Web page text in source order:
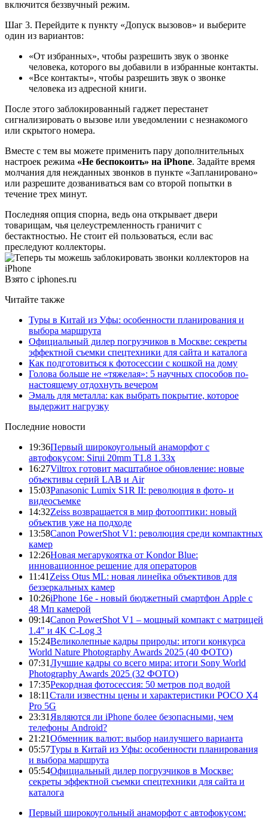
включится беззвучный режим.
Шаг 3. Перейдите к пункту «Допуск вызовов» и выберите
один из вариантов:
«От избранных», чтобы разрешить звук о звонке
человека, которого вы добавили в избранные контакты.
«Все контакты», чтобы разрешить звук о звонке
человека из адресной книги.
После этого заблокированный гаджет перестанет
сигнализировать о вызове или уведомлении с незнакомого
или скрытого номера.
Вместе с тем вы можете применить пару дополнительных
настроек режима «Не беспокоить» на iPhone. Задайте время
молчания для нежданных звонков в пункте «Запланировано»
или разрешите дозваниваться вам со второй попытки в
течение трех минут.
Последняя опция спорна, ведь она открывает двери
товарищам, чья целеустремленность граничит с
бестактностью. Не стоит ей пользоваться, если вас
преследуют коллекторы.
Взято с iphones.ru
Читайте также
Туры в Китай из Уфы: особенности планирования и
выбора маршрута
Официальный дилер погрузчиков в Москве: секреты
эффектной съемки спецтехники для сайта и каталога
Как подготовиться к фотосессии с кошкой на дому
Голова больше не «тяжелая»: 5 научных способов по-
настоящему отдохнуть вечером
Эмаль для металла: как выбрать покрытие, которое
выдержит нагрузку
Последние новости
19:36Первый широкоугольный анаморфот с
автофокусом: Sirui 20mm T1.8 1.33x
16:27Viltrox готовит масштабное обновление: новые
объективы серий LAB и Air
15:03Panasonic Lumix S1R II: революция в фото- и
видеосъемке
14:32Zeiss возвращается в мир фотооптики: новый
объектив уже на подходе
13:58Canon PowerShot V1: революция среди компактных
камер
12:26Новая мегарукоятка от Kondor Blue:
инновационное решение для операторов
11:41Zeiss Otus ML: новая линейка объективов для
беззеркальных камер
10:26iPhone 16e - новый бюджетный смартфон Apple с
48 Мп камерой
09:14Canon PowerShot V1 – мощный компакт с матрицей
1.4" и 4K C-Log 3
15:24Великолепные кадры природы: итоги конкурса
World Nature Photography Awards 2025 (40 ФОТО)
07:31Лучшие кадры со всего мира: итоги Sony World
Photography Awards 2025 (32 ФОТО)
17:35Рекордная фотосессия: 50 метров под водой
18:11Стали известны цены и характеристики POCO X4
Pro 5G
23:31Являются ли iPhone более безопасными, чем
телефоны Android?
21:21Обменник валют: выбор наилучшего варианта
05:57Туры в Китай из Уфы: особенности планирования
и выбора маршрута
05:54Официальный дилер погрузчиков в Москве:
секреты эффектной съемки спецтехники для сайта и
каталога
Первый широкоугольный анаморфот с автофокусом: